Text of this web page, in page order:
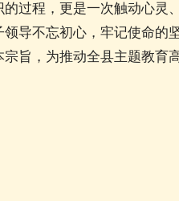
过程，更是一次触动心灵
导不忘初心，牢记使命的
旨，为推动全县主题教育